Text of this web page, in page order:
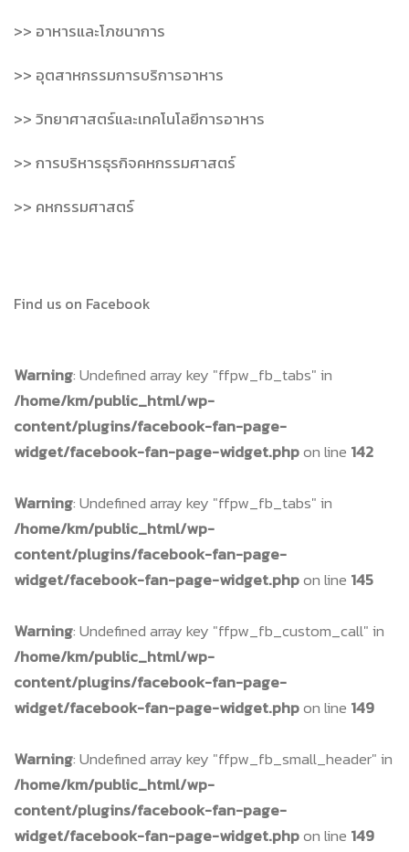
>> อาหารและโภชนาการ
>> อุตสาหกรรมการบริการอาหาร
>> วิทยาศาสตร์และเทคโนโลยีการอาหาร
>> การบริหารธุรกิจคหกรรมศาสตร์
>> คหกรรมศาสตร์
Find us on Facebook
Warning: Undefined array key "ffpw_fb_tabs" in
/home/km/public_html/wp-
content/plugins/facebook-fan-page-
widget/facebook-fan-page-widget.phpon line 142
Warning: Undefined array key "ffpw_fb_tabs" in
/home/km/public_html/wp-
content/plugins/facebook-fan-page-
widget/facebook-fan-page-widget.phpon line 145
Warning: Undefined array key "ffpw_fb_custom_call" in
/home/km/public_html/wp-
content/plugins/facebook-fan-page-
widget/facebook-fan-page-widget.phpon line 149
Warning: Undefined array key "ffpw_fb_small_header" in
/home/km/public_html/wp-
content/plugins/facebook-fan-page-
widget/facebook-fan-page-widget.phpon line 149